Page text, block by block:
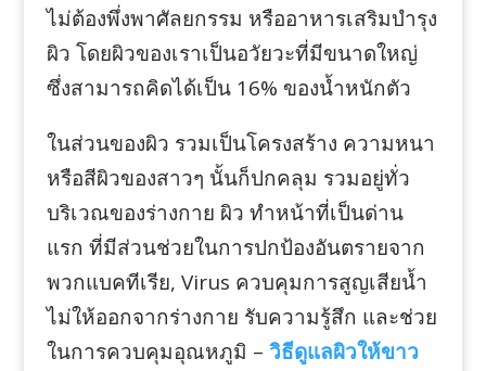
ไม่ต้องพึ่งพาศัลยกรรม หรืออาหารเสริมบำรุง
ผิว โดยผิวของเราเป็นอวัยวะที่มีขนาดใหญ่
ซึ่งสามารถคิดได้เป็น 16% ของน้ำหนักตัว
ในส่วนของผิว รวมเป็นโครงสร้าง ความหนา
หรือสีผิวของสาวๆ นั้นก็ปกคลุม รวมอยู่ทั่ว
บริเวณของร่างกาย ผิว ทำหน้าที่เป็นด่าน
แรก ที่มีส่วนช่วยในการปกป้องอันตรายจาก
พวกแบคทีเรีย, Virus ควบคุมการสูญเสียน้ำ
ไม่ให้ออกจากร่างกาย รับความรู้สึก และช่วย
ในการควบคุมอุณหภูมิ – วิธีดูแลผิวให้ขาว